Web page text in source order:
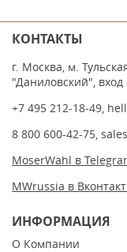
КОНТАКТЫ
г. Москва, м.
"Даниловский",
+7 495 212-18-49,
8 800 600-42-75,
MoserWahl в
MWrussia в
ИНФОРМАЦИЯ
О Компании